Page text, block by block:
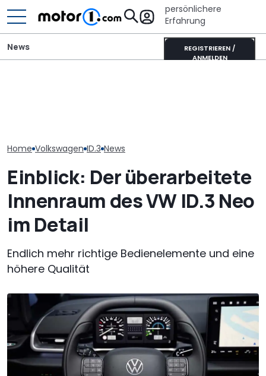
persönlichere
Erfahrung
REGISTRIEREN /
ANMELDEN
News
Home Volkswagen ID.3 News
Einblick: Der überarbeitete
Innenraum des VW ID.3 Neo
im Detail
Endlich mehr richtige Bedienelemente und eine
höhere Qualität